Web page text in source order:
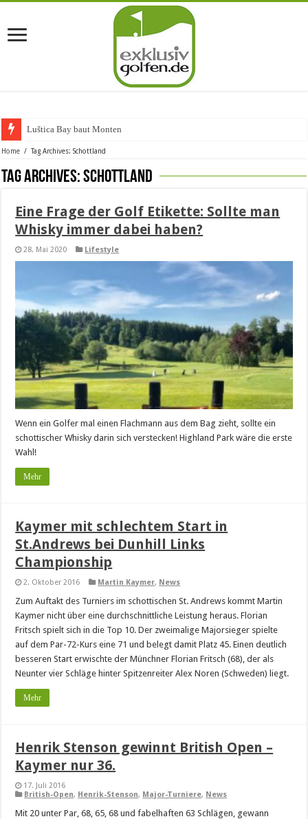
Luštica Bay baut Montenegros er
Home / Tag Archives: Schottland
Tag Archives:Schottland
Eine Frage der Golf Etikette: Sollte man
Whisky immer dabei haben?
28. Mai 2020 Lifestyle
Wenn ein Golfer mal einen Flachmann aus dem Bag zieht, sollte ein
schottischer Whisky darin sich verstecken! Highland Park wäre die erste
Wahl!
Mehr
Kaymer mit schlechtem Start in
St.Andrews bei Dunhill Links
Championship
2. Oktober 2016 Martin Kaymer, News
Zum Auftakt des Turniers im schottischen St. Andrews kommt Martin
Kaymer nicht über eine durchschnittliche Leistung heraus. Florian
Fritsch spielt sich in die Top 10. Der zweimalige Majorsieger spielte
auf dem Par-72-Kurs eine 71 und belegt damit Platz 45. Einen deutlich
besseren Start erwischte der Münchner Florian Fritsch (68), der als
Neunter vier Schläge hinter Spitzenreiter Alex Noren (Schweden) liegt.
Mehr
Henrik Stenson gewinnt British Open –
Kaymer nur 36.
17. Juli 2016
British-Open, Henrik-Stenson, Major-Turniere, News
Mit 20 unter Par, 68, 65, 68 und fabelhaften 63 Schlägen, gewann